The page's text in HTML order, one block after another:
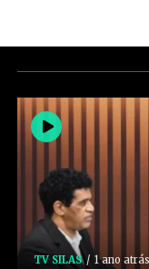
TV SILAS 1 ano atrás